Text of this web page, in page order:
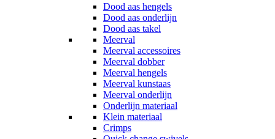
Dood aas hengels
Dood aas onderlijn
Dood aas takel
Meerval
Meerval accessoires
Meerval dobber
Meerval hengels
Meerval kunstaas
Meerval onderlijn
Onderlijn materiaal
Klein materiaal
Crimps